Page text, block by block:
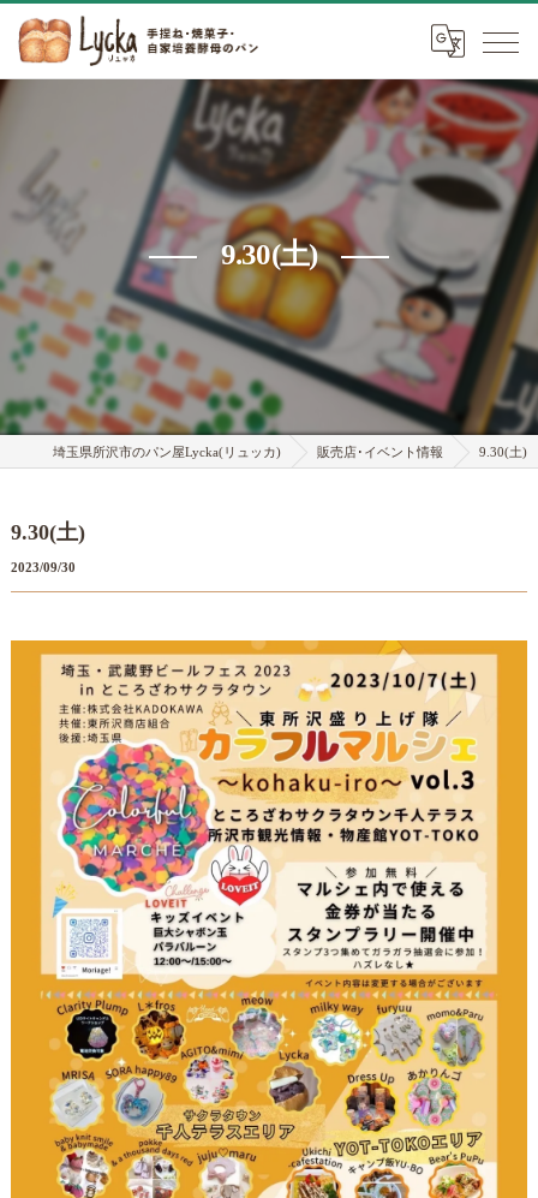
9.30(土)
埼玉県所沢市のパン屋Lycka(リュッカ) 販売店･イベント情報 9.30(土)
9.30(土)
2023/09/30